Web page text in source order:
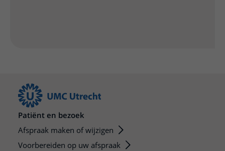
Patiënt en bezoek
Afspraak maken of wijzigen
Voorbereiden op uw afspraak